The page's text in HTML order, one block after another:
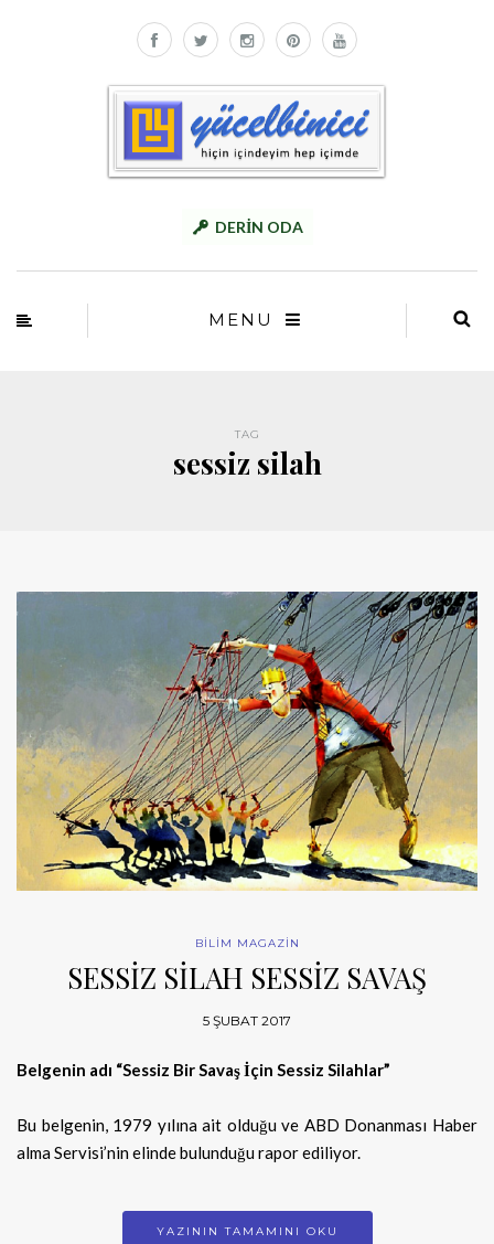
DERİN ODA
MENU
TAG
sessiz silah
BİLİM MAGAZİN
SESSİZ SİLAH SESSİZ SAVAŞ
5 ŞUBAT 2017
Belgenin adı “Sessiz Bir Savaş İçin Sessiz Silahlar”
Bu belgenin, 1979 yılına ait olduğu ve ABD Donanması Haber
alma Servisi’nin elinde bulunduğu rapor ediliyor.
YAZININ TAMAMINI OKU